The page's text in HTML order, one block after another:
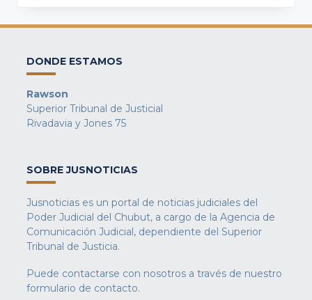
DONDE ESTAMOS
Rawson
Superior Tribunal de Justicial
Rivadavia y Jones 75
SOBRE JUSNOTICIAS
Jusnoticias es un portal de noticias judiciales del
Poder Judicial del Chubut, a cargo de la Agencia de
Comunicación Judicial, dependiente del Superior
Tribunal de Justicia.
Puede contactarse con nosotros a través de nuestro
formulario de contacto.